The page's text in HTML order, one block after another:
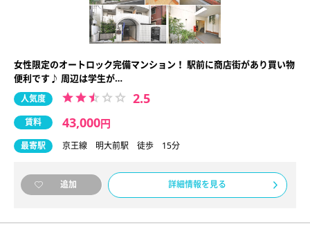
女性限定のオートロック完備マンション！ 駅前に商店街があり買い物
便利です♪ 周辺は学生が…
人気度 2.5
賃料 43,000円
最寄駅 京王線 明大前駅 徒歩 15分
追加 詳細情報を見る